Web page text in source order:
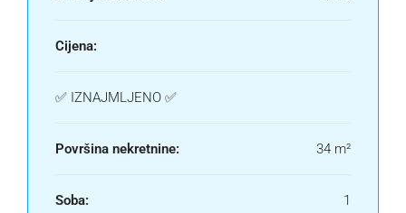
Cijena:
✅ IZNAJMLJENO ✅
Površina nekretnine: 34 m²
Soba: 1